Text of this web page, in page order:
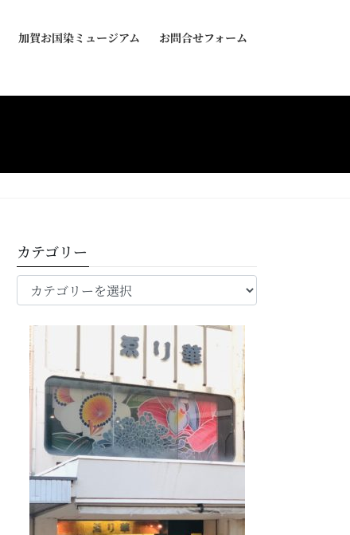
加賀お国染ミュージアム お問合せフォーム
カテゴリー
カ
テ